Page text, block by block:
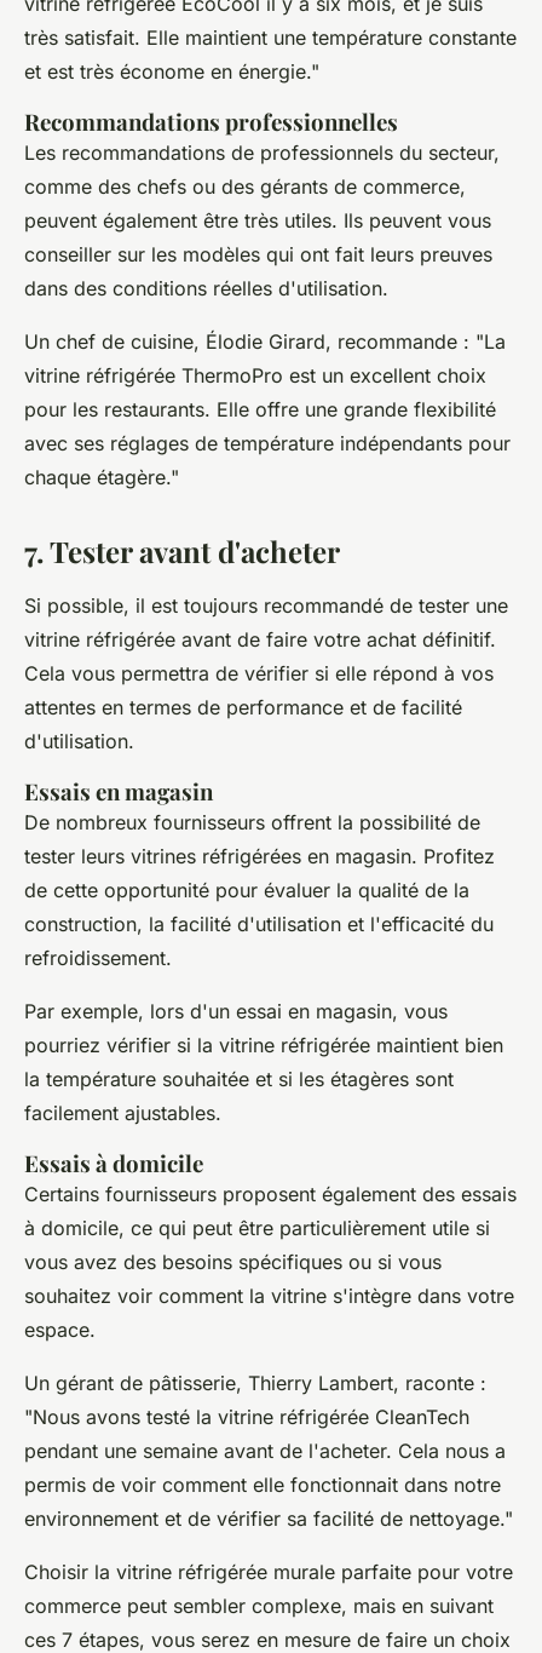
très satisfait. Elle maintient une température constante
et est très économe en énergie."
Recommandations professionnelles
Les recommandations de professionnels du secteur,
comme des chefs ou des gérants de commerce,
peuvent également être très utiles. Ils peuvent vous
conseiller sur les modèles qui ont fait leurs preuves
dans des conditions réelles d'utilisation.
Un chef de cuisine, Élodie Girard, recommande : "La
vitrine réfrigérée ThermoPro est un excellent choix
pour les restaurants. Elle offre une grande flexibilité
avec ses réglages de température indépendants pour
chaque étagère."
7. Tester avant d'acheter
Si possible, il est toujours recommandé de tester une
vitrine réfrigérée avant de faire votre achat définitif.
Cela vous permettra de vérifier si elle répond à vos
attentes en termes de performance et de facilité
d'utilisation.
Essais en magasin
De nombreux fournisseurs offrent la possibilité de
tester leurs vitrines réfrigérées en magasin. Profitez
de cette opportunité pour évaluer la qualité de la
construction, la facilité d'utilisation et l'efficacité du
refroidissement.
Par exemple, lors d'un essai en magasin, vous
pourriez vérifier si la vitrine réfrigérée maintient bien
la température souhaitée et si les étagères sont
facilement ajustables.
Essais à domicile
Certains fournisseurs proposent également des essais
à domicile, ce qui peut être particulièrement utile si
vous avez des besoins spécifiques ou si vous
souhaitez voir comment la vitrine s'intègre dans votre
espace.
Un gérant de pâtisserie, Thierry Lambert, raconte :
"Nous avons testé la vitrine réfrigérée CleanTech
pendant une semaine avant de l'acheter. Cela nous a
permis de voir comment elle fonctionnait dans notre
environnement et de vérifier sa facilité de nettoyage."
Choisir la vitrine réfrigérée murale parfaite pour votre
commerce peut sembler complexe, mais en suivant
ces 7 étapes, vous serez en mesure de faire un choix